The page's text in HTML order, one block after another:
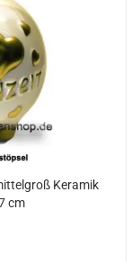
Keramik
cm